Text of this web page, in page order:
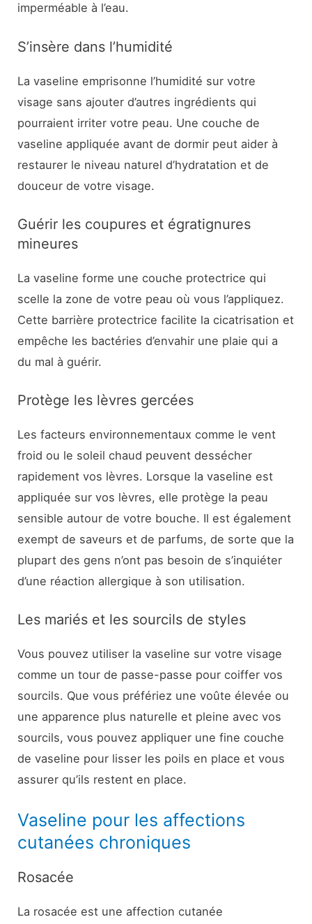
imperméable à l’eau.
S’insère dans l’humidité
La vaseline emprisonne l’humidité sur votre
visage sans ajouter d’autres ingrédients qui
pourraient irriter votre peau. Une couche de
vaseline appliquée avant de dormir peut aider à
restaurer le niveau naturel d’hydratation et de
douceur de votre visage.
Guérir les coupures et égratignures
mineures
La vaseline forme une couche protectrice qui
scelle la zone de votre peau où vous l’appliquez.
Cette barrière protectrice facilite la cicatrisation et
empêche les bactéries d’envahir une plaie qui a
du mal à guérir.
Protège les lèvres gercées
Les facteurs environnementaux comme le vent
froid ou le soleil chaud peuvent dessécher
rapidement vos lèvres. Lorsque la vaseline est
appliquée sur vos lèvres, elle protège la peau
sensible autour de votre bouche. Il est également
exempt de saveurs et de parfums, de sorte que la
plupart des gens n’ont pas besoin de s’inquiéter
d’une réaction allergique à son utilisation.
Les mariés et les sourcils de styles
Vous pouvez utiliser la vaseline sur votre visage
comme un tour de passe-passe pour coiffer vos
sourcils. Que vous préfériez une voûte élevée ou
une apparence plus naturelle et pleine avec vos
sourcils, vous pouvez appliquer une fine couche
de vaseline pour lisser les poils en place et vous
assurer qu’ils restent en place.
Vaseline pour les affections
cutanées chroniques
Rosacée
La rosacée est une affection cutanée